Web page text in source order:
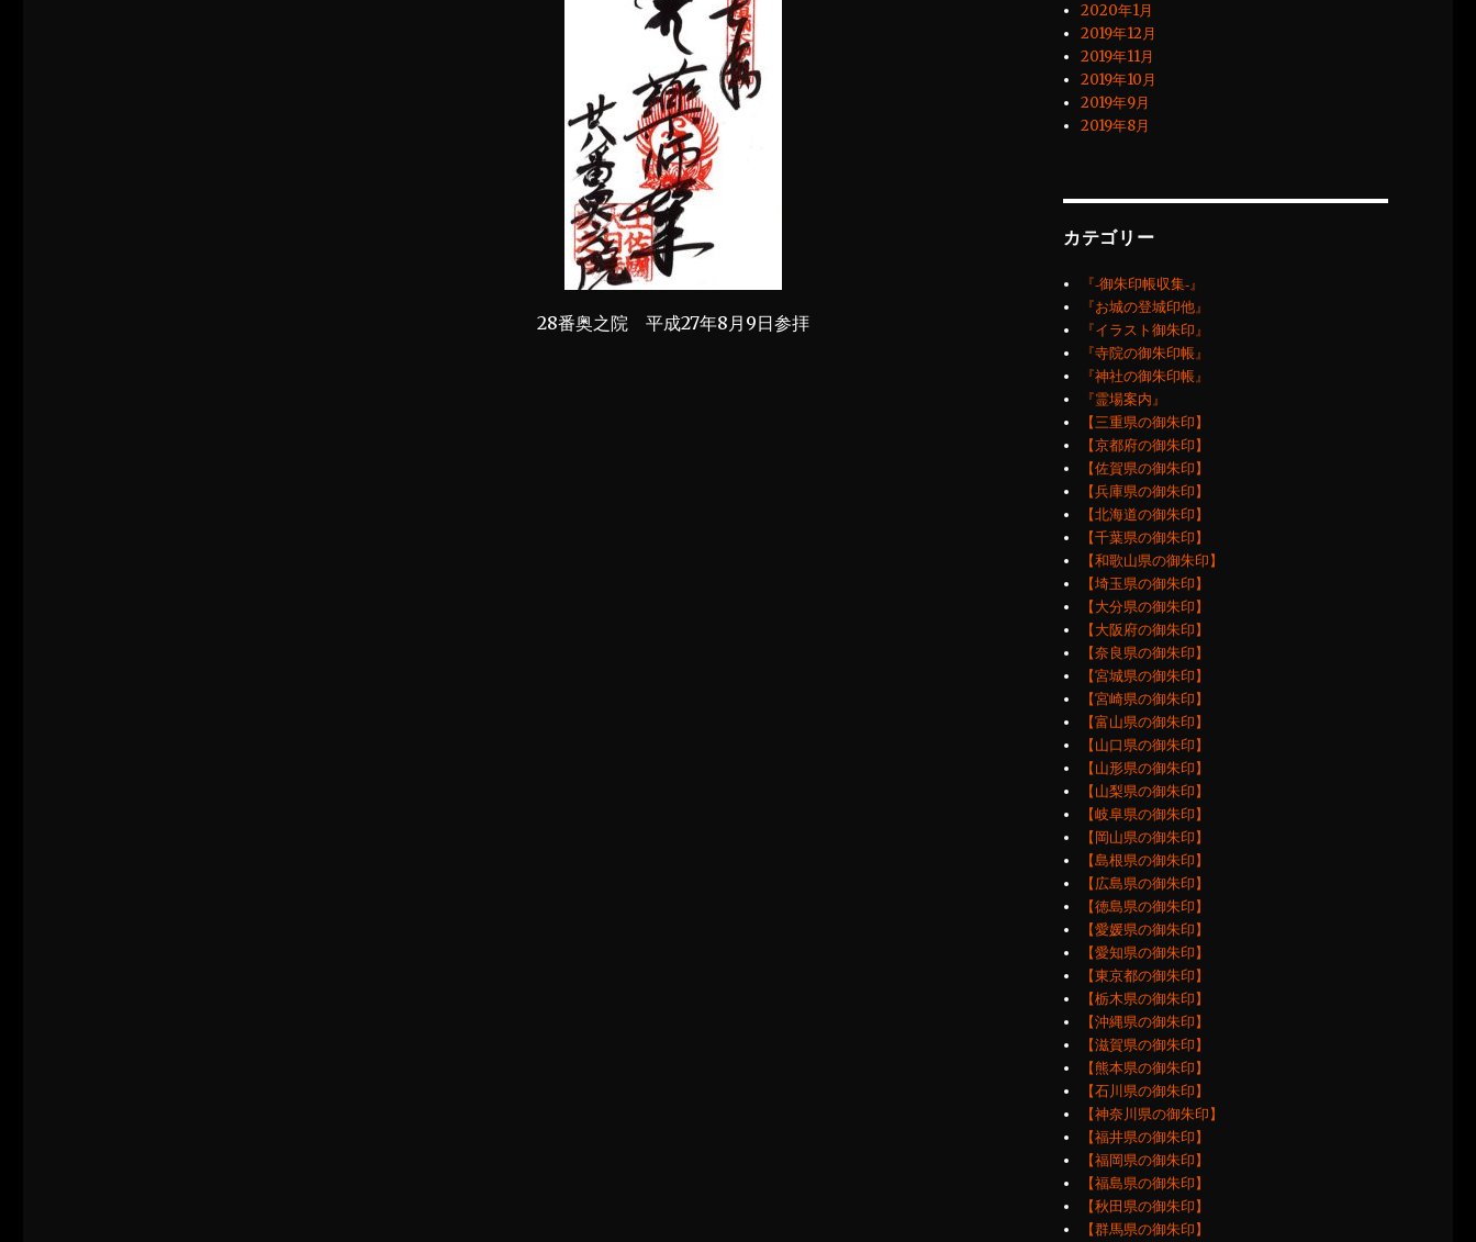
28番奥之院 平成27年8月9日参拝
2020年1月
2019年12月
2019年11月
2019年10月
2019年9月
2019年8月
カテゴリー
『‐御朱印帳収集‐』
『お城の登城印他』
『イラスト御朱印』
『寺院の御朱印帳』
『神社の御朱印帳』
『霊場案内』
【三重県の御朱印】
【京都府の御朱印】
【佐賀県の御朱印】
【兵庫県の御朱印】
【北海道の御朱印】
【千葉県の御朱印】
【和歌山県の御朱印】
【埼玉県の御朱印】
【大分県の御朱印】
【大阪府の御朱印】
【奈良県の御朱印】
【宮城県の御朱印】
【宮崎県の御朱印】
【富山県の御朱印】
【山口県の御朱印】
【山形県の御朱印】
【山梨県の御朱印】
【岐阜県の御朱印】
【岡山県の御朱印】
【島根県の御朱印】
【広島県の御朱印】
【徳島県の御朱印】
【愛媛県の御朱印】
【愛知県の御朱印】
【東京都の御朱印】
【栃木県の御朱印】
【沖縄県の御朱印】
【滋賀県の御朱印】
【熊本県の御朱印】
【石川県の御朱印】
【神奈川県の御朱印】
【福井県の御朱印】
【福岡県の御朱印】
【福島県の御朱印】
【秋田県の御朱印】
【群馬県の御朱印】